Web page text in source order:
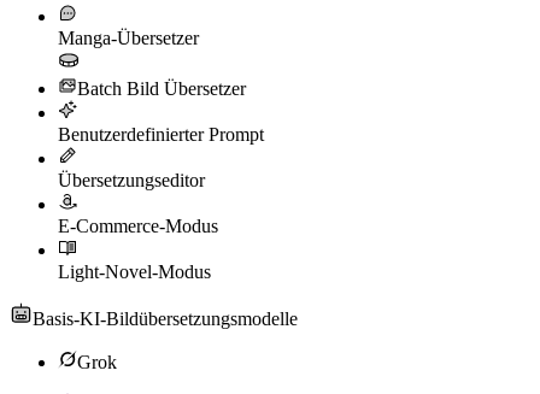
Manga-Übersetzer
Batch Bild Übersetzer
Benutzerdefinierter Prompt
Übersetzungseditor
E-Commerce-Modus
Light-Novel-Modus
Basis-KI-Bildübersetzungsmodelle
Grok